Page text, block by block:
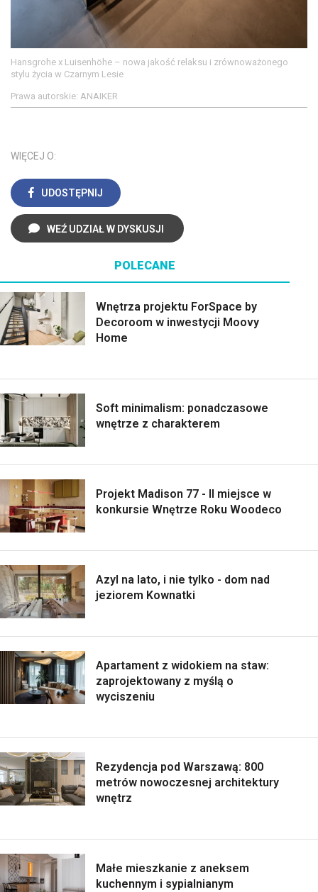
Hansgrohe x Luisenhöhe – nowa jakość relaksu i zrównoważonego
stylu życia w Czarnym Lesie
Prawa autorskie: ANAIKER
WIĘCEJ O:
UDOSTĘPNIJ
WEŹ UDZIAŁ W DYSKUSJI
POLECANE
Wnętrza projektu ForSpace by
Decoroom w inwestycji Moovy
Home
Soft minimalism: ponadczasowe
wnętrze z charakterem
Projekt Madison 77 - II miejsce w
konkursie Wnętrze Roku Woodeco
Azyl na lato, i nie tylko - dom nad
jeziorem Kownatki
Apartament z widokiem na staw:
zaprojektowany z myślą o
wyciszeniu
Rezydencja pod Warszawą: 800
metrów nowoczesnej architektury
wnętrz
Małe mieszkanie z aneksem
kuchennym i sypialnianym